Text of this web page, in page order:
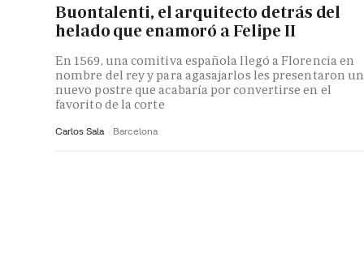
Buontalenti, el arquitecto detrás del
helado que enamoró a Felipe II
En 1569, una comitiva española llegó a Florencia en
nombre del rey y para agasajarlos les presentaron un
nuevo postre que acabaría por convertirse en el
favorito de la corte
Carlos Sala Barcelona